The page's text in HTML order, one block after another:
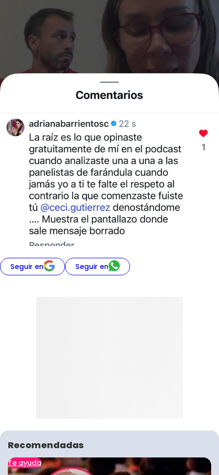
Seguir en Seguir en
Recomendadas
Te ayuda